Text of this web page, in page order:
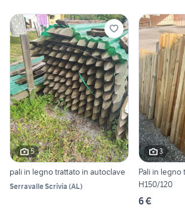
5
pali in legno trattato in autoclave
Serravalle Scrivia (AL)
3
Pali in legno
H150/120
6 €